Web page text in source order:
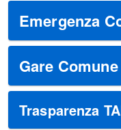
Emergenza
Gare
Trasparenza